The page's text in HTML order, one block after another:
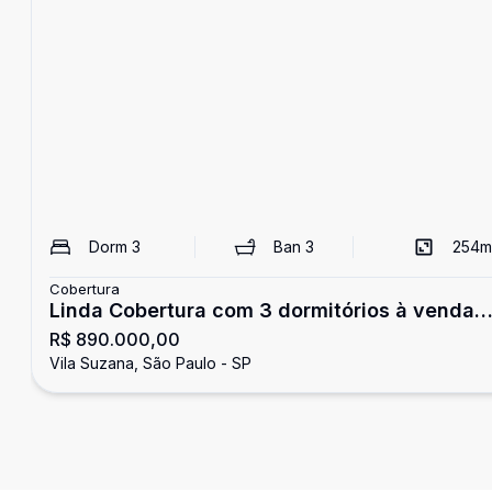
Dorm 3 Ban3 254
Cobertura
Linda Cobertura com 3 dormitórios à venda,
254 m² - Vila Suzana - São Paulo/SP
R$ 890.000,00
Vila Suzana, São Paulo - SP